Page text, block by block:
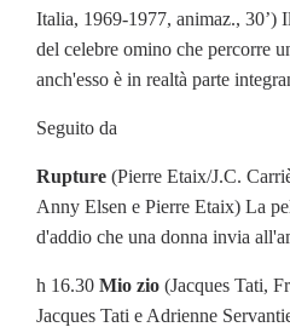
Italia, 1969-1977, animaz., 30’)
del celebre omino che percorre
anch'esso è in realtà parte
Seguito da
Rupture (Pierre Etaix/J.C.
Anny Elsen e Pierre Etaix) La
d'addio che una donna invia
h 16.30 Mio zio (Jacques Tati,
Jacques Tati e Adrienne